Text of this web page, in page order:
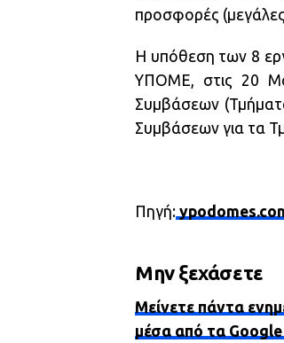
προσφορές
Η υπόθεση των 8
ΥΠΟΜΕ, στις 20
Συμβάσεων
Συμβάσεων για τα
Πηγή:
Μην ξεχάσετε
Μείνετε πάντα
μέσα από τα